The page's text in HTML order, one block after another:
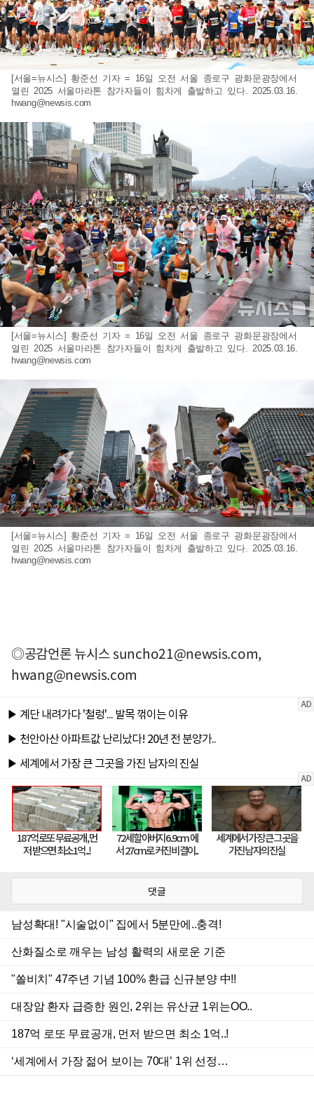
[서울=뉴시스] 황준선 기자 = 16일 오전 서울 종로구 광화문광장에서
열린 2025 서울마라톤 참가자들이 힘차게 출발하고 있다. 2025.03.16.
hwang@newsis.com
[서울=뉴시스] 황준선 기자 = 16일 오전 서울 종로구 광화문광장에서
열린 2025 서울마라톤 참가자들이 힘차게 출발하고 있다. 2025.03.16.
hwang@newsis.com
[서울=뉴시스] 황준선 기자 = 16일 오전 서울 종로구 광화문광장에서
열린 2025 서울마라톤 참가자들이 힘차게 출발하고 있다. 2025.03.16.
hwang@newsis.com
◎공감언론 뉴시스suncho21@newsis.com,
hwang@newsis.com
댓글